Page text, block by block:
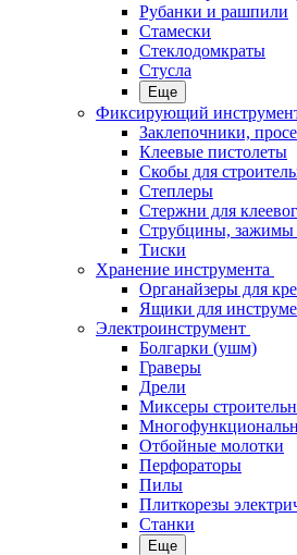
Рубанки и рашпили
Стамески
Стеклодомкраты
Стусла
Еще
Фиксирующий
Заклепочники,
Клеевые пистолеты
Скобы для
Степлеры
Стержни для
Струбцины,
Тиски
Хранение инструмента
Органайзеры для
Ящики для
Электроинструмент
Болгарки (ушм)
Граверы
Дрели
Миксеры
Отбойные молотки
Перфораторы
Пилы
Плиткорезы
Станки
Еще